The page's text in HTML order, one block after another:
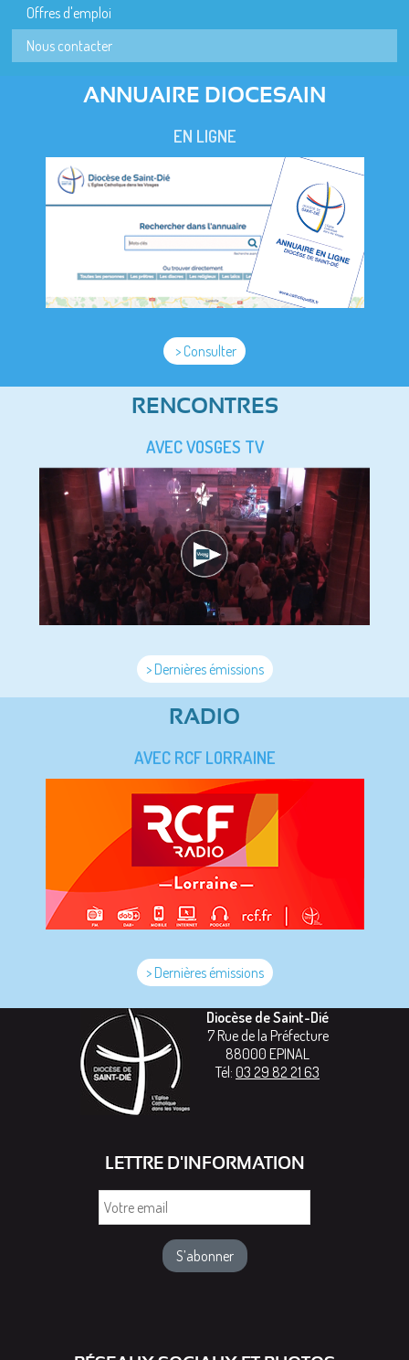
Offres d'emploi
Nous contacter
ANNUAIRE DIOCESAIN
EN LIGNE
> Consulter
RENCONTRES
AVEC VOSGES TV
> Dernières émissions
RADIO
AVEC RCF LORRAINE
> Dernières émissions
Diocèse de Saint-Dié
7 Rue de la Préfecture
88000 EPINAL
Tél: 03 29 82 21 63
LETTRE D'INFORMATION